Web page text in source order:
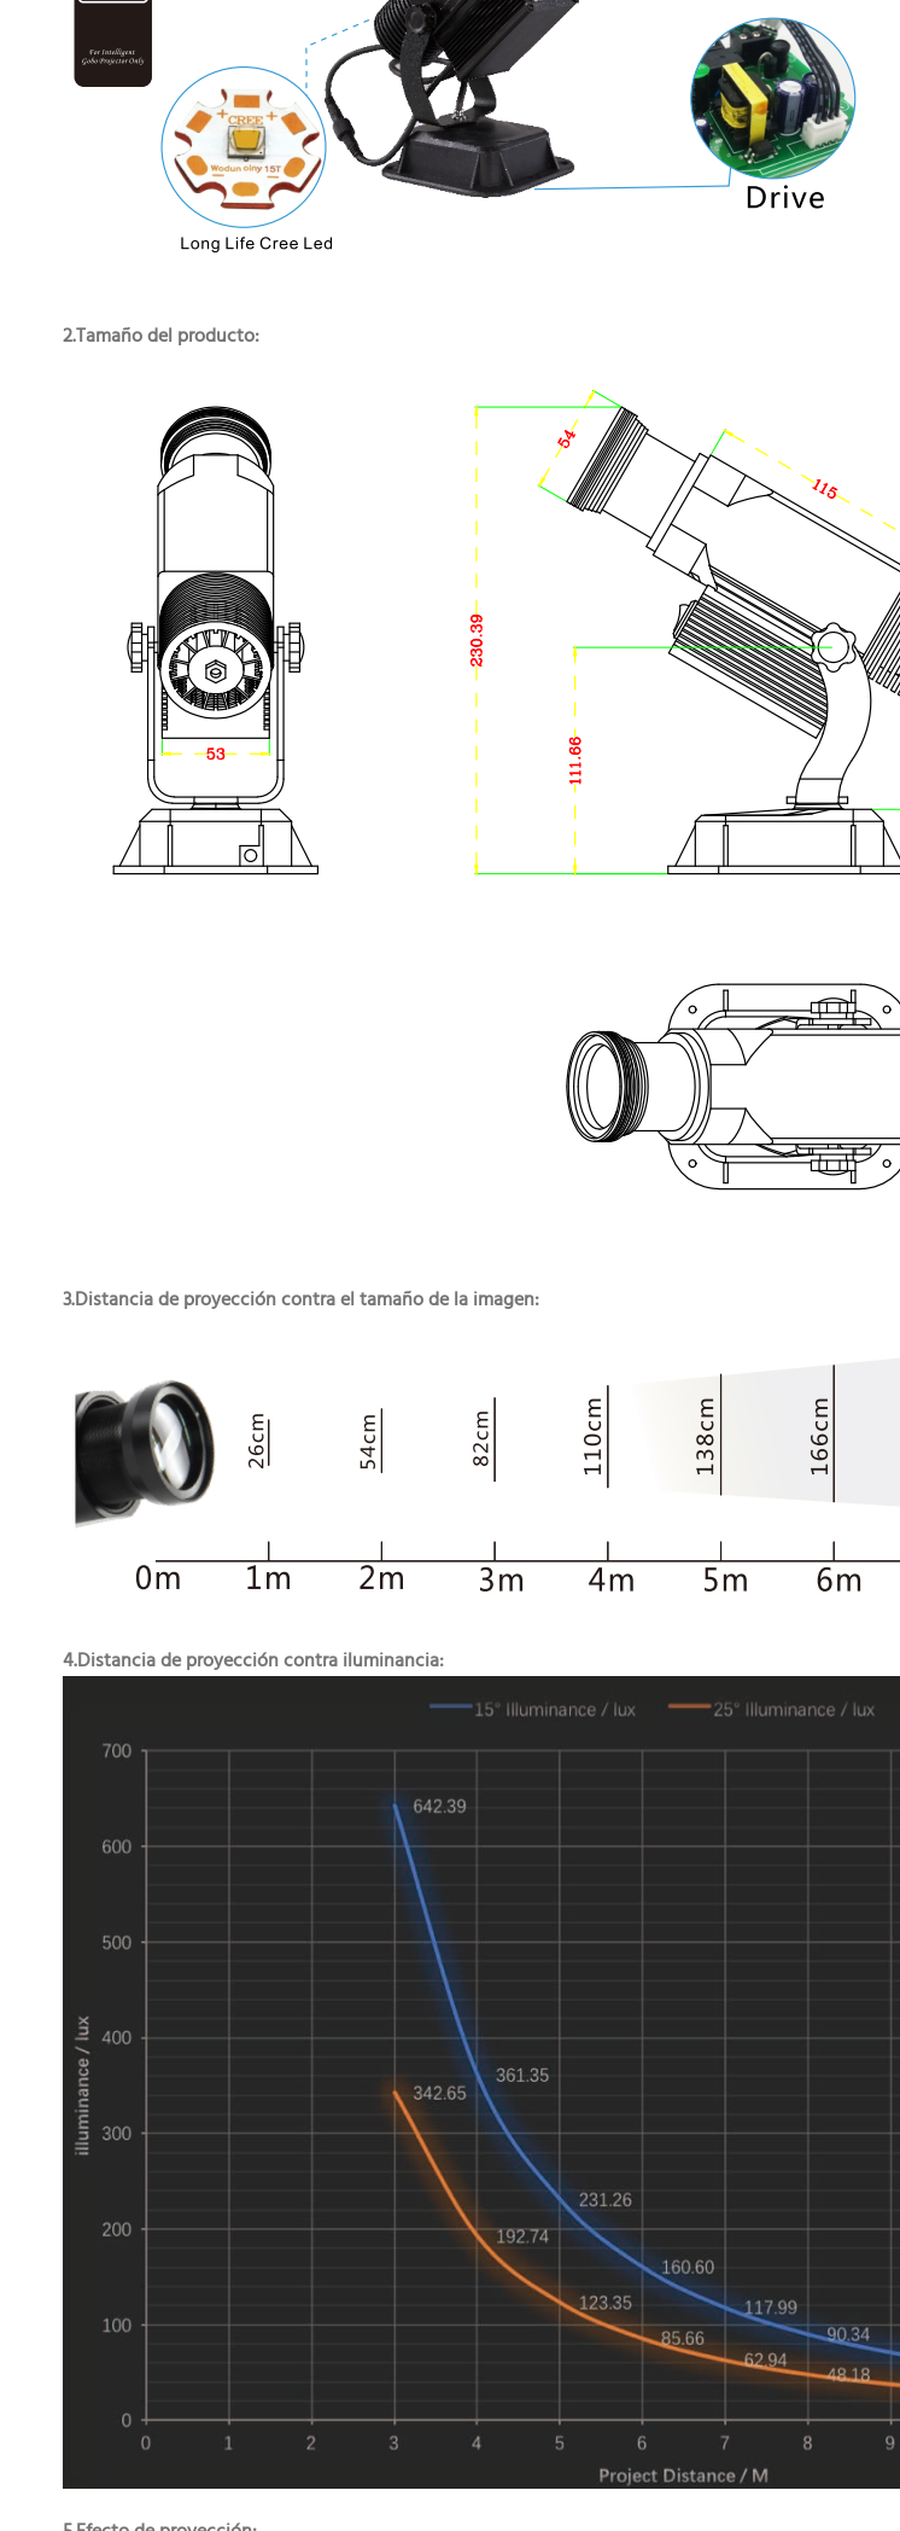
2.Tamaño del producto:
3.Distancia de proyección contra el tamaño de la imagen:
4.Distancia de proyección contra iluminancia: